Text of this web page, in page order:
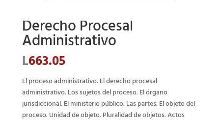
Derecho Procesal
Administrativo
L663.05
El proceso administrativo. El derecho procesal
administrativo. Los sujetos del proceso. El órgano
jurisdiccional. El ministerio público. Las partes. El objeto del
proceso. Unidad de objeto. Pluralidad de objetos. Actos